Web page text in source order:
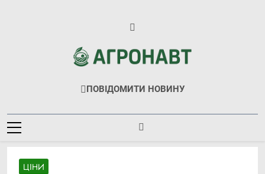
Агронавт
Новини Українського Агробізнесу
ПОВІДОМИТИ НОВИНУ
ЦІНИ